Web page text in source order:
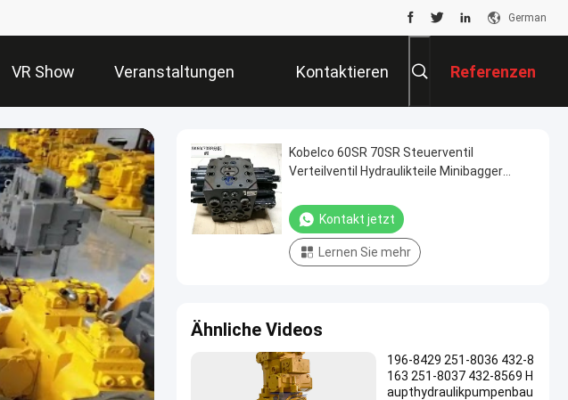
German
VR Show Veranstaltungen Kontaktieren
Sie Uns
Referenzen
Kobelco 60SR 70SR Steuerventil
Verteilventil Hydraulikteile Minibagger
Kontakt jetzt
Lernen Sie mehr
Ähnliche Videos
196-8429 251-8036 432-8
163 251-8037 432-8569 H
aupthydraulikpumpenbau